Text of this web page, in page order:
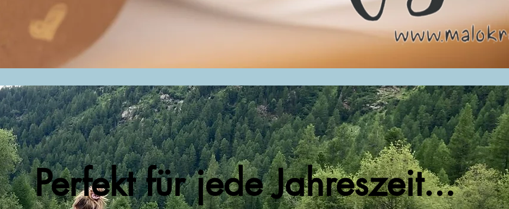
Perfekt für jede Jahreszeit...